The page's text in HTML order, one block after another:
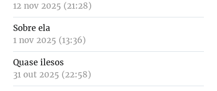
12 nov 2025 (21:28)
Sobre ela
1 nov 2025 (13:36)
Quase ilesos
31 out 2025 (22:58)